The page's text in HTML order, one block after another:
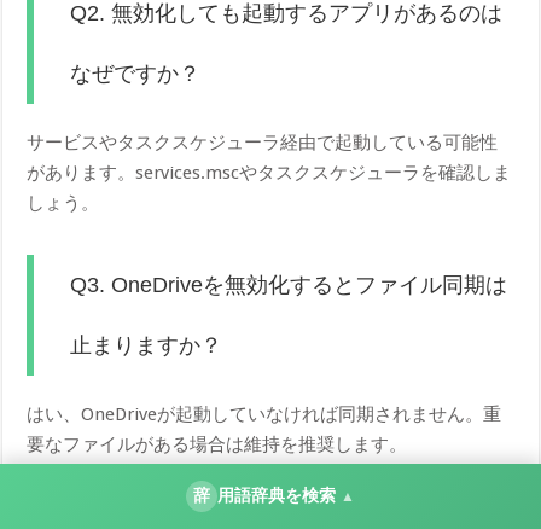
Q2. 無効化しても起動するアプリがあるのは
なぜですか？
サービスやタスクスケジューラ経由で起動している可能性
があります。services.mscやタスクスケジューラを確認しま
しょう。
Q3. OneDriveを無効化するとファイル同期は
止まりますか？
はい、OneDriveが起動していなければ同期されません。重
要なファイルがある場合は維持を推奨します。
辞 用語辞典を検索 ▲